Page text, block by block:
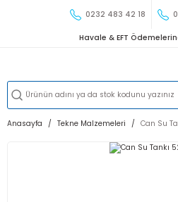
0232 483 42 18
Havale & EFT
Anasayfa Tekne Malzemeleri Can Su